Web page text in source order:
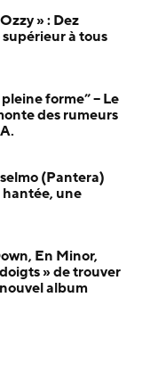
» : Dez
à tous
forme” – Le
des rumeurs
(Pantera)
hantée, une
En Minor,
» de trouver
album